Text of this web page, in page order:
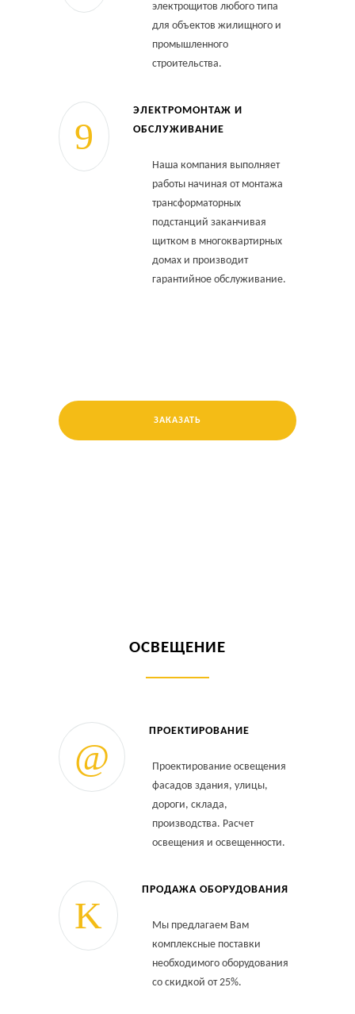
электрощитов любого типа
для объектов жилищного и
промышленного
строительства.
ЭЛЕКТРОМОНТАЖ И
ОБСЛУЖИВАНИЕ
Наша компания выполняет
работы начиная от монтажа
трансформаторных
подстанций заканчивая
щитком в многоквартирных
домах и производит
гарантийное обслуживание.
ЗАКАЗАТЬ
ОСВЕЩЕНИЕ
ПРОЕКТИРОВАНИЕ
Проектирование освещения
фасадов здания, улицы,
дороги, склада,
производства. Расчет
освещения и освещенности.
ПРОДАЖА ОБОРУДОВАНИЯ
Мы предлагаем Вам
комплексные поставки
необходимого оборудования
со скидкой от 25%.